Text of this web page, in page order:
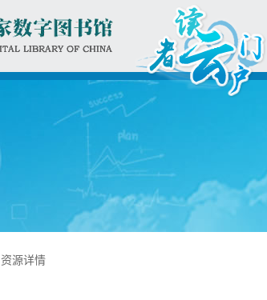
资源详情